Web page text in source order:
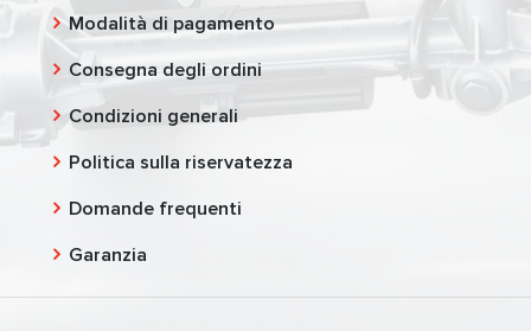
Modalità di pagamento
Consegna degli ordini
Condizioni generali
Politica sulla riservatezza
Domande frequenti
Garanzia